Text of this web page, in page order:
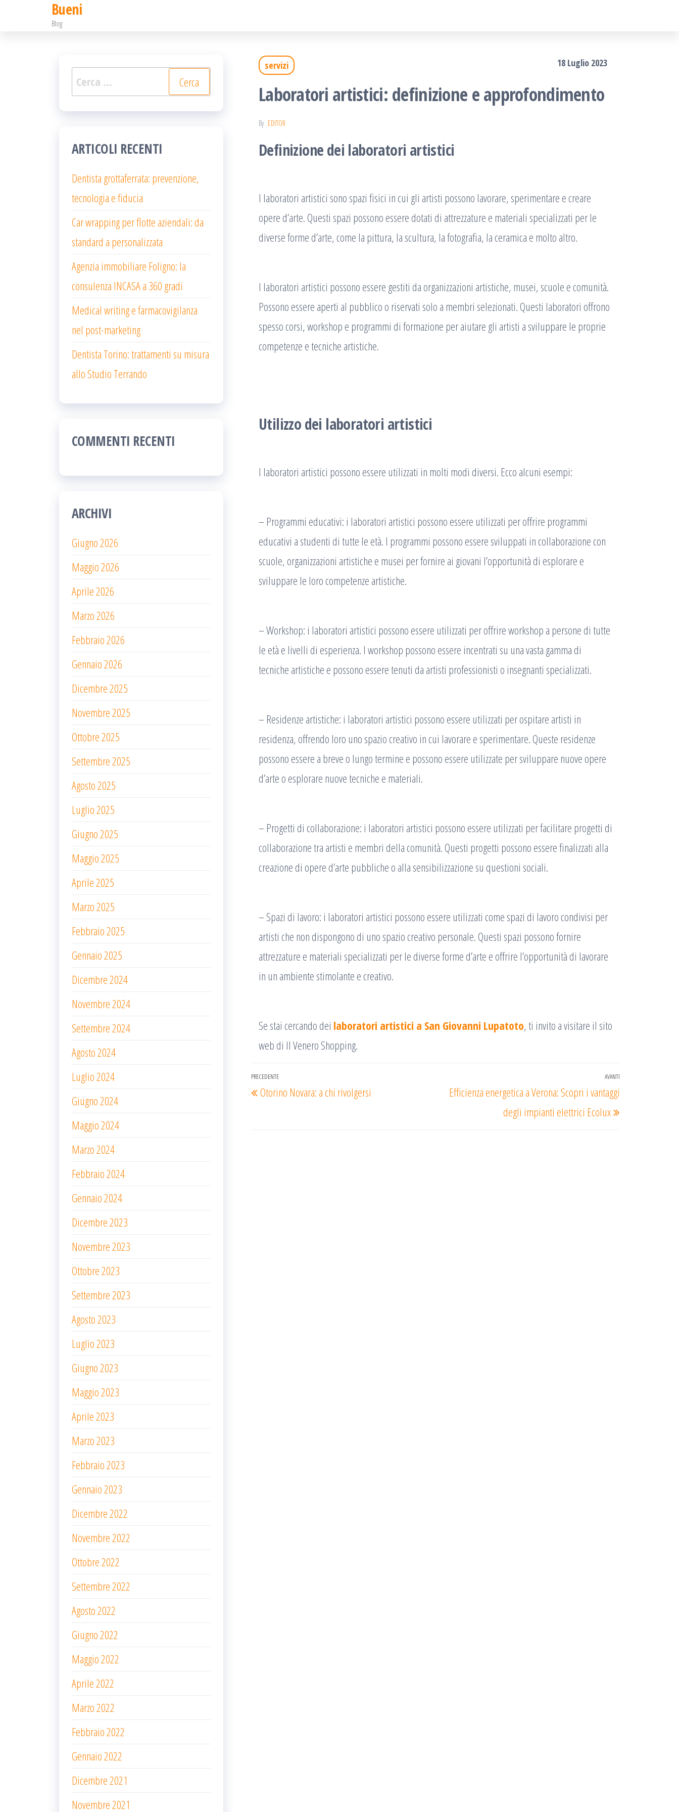
Bueni
Blog
servizi 18 Luglio 2023
Laboratori artistici: definizione e approfondimento
By EDITOR
Definizione dei laboratori artistici
I laboratori artistici sono spazi fisici in cui gli artisti possono lavorare, sperimentare e creare
opere d’arte. Questi spazi possono essere dotati di attrezzature e materiali specializzati per le
diverse forme d’arte, come la pittura, la scultura, la fotografia, la ceramica e molto altro.
I laboratori artistici possono essere gestiti da organizzazioni artistiche, musei, scuole e comunità.
Possono essere aperti al pubblico o riservati solo a membri selezionati. Questi laboratori offrono
spesso corsi, workshop e programmi di formazione per aiutare gli artisti a sviluppare le proprie
competenze e tecniche artistiche.
Utilizzo dei laboratori artistici
I laboratori artistici possono essere utilizzati in molti modi diversi. Ecco alcuni esempi:
– Programmi educativi: i laboratori artistici possono essere utilizzati per offrire programmi
educativi a studenti di tutte le età. I programmi possono essere sviluppati in collaborazione con
scuole, organizzazioni artistiche e musei per fornire ai giovani l’opportunità di esplorare e
sviluppare le loro competenze artistiche.
– Workshop: i laboratori artistici possono essere utilizzati per offrire workshop a persone di tutte
le età e livelli di esperienza. I workshop possono essere incentrati su una vasta gamma di
tecniche artistiche e possono essere tenuti da artisti professionisti o insegnanti specializzati.
– Residenze artistiche: i laboratori artistici possono essere utilizzati per ospitare artisti in
residenza, offrendo loro uno spazio creativo in cui lavorare e sperimentare. Queste residenze
possono essere a breve o lungo termine e possono essere utilizzate per sviluppare nuove opere
d’arte o esplorare nuove tecniche e materiali.
– Progetti di collaborazione: i laboratori artistici possono essere utilizzati per facilitare progetti di
collaborazione tra artisti e membri della comunità. Questi progetti possono essere finalizzati alla
creazione di opere d’arte pubbliche o alla sensibilizzazione su questioni sociali.
– Spazi di lavoro: i laboratori artistici possono essere utilizzati come spazi di lavoro condivisi per
artisti che non dispongono di uno spazio creativo personale. Questi spazi possono fornire
attrezzature e materiali specializzati per le diverse forme d’arte e offrire l’opportunità di lavorare
in un ambiente stimolante e creativo.
Se stai cercando dei laboratori artistici a San Giovanni Lupatoto, ti invito a visitare il sito
web di Il Venero Shopping.
Navigazione
articoli
Articolo
precedente
PRECEDENTE
Otorino Novara: a chi rivolgersi
AVANTI
Efficienza energetica a Verona: Scopri i vantaggi
degli impianti elettrici Ecolux
Ricerca
per:
ARTICOLI RECENTI
Dentista grottaferrata: prevenzione,
tecnologia e fiducia
Car wrapping per flotte aziendali: da
standard a personalizzata
Agenzia immobiliare Foligno: la
consulenza INCASA a 360 gradi
Medical writing e farmacovigilanza
nel post-marketing
Dentista Torino: trattamenti su misura
allo Studio Terrando
COMMENTI RECENTI
ARCHIVI
Giugno 2026
Maggio 2026
Aprile 2026
Marzo 2026
Febbraio 2026
Gennaio 2026
Dicembre 2025
Novembre 2025
Ottobre 2025
Settembre 2025
Agosto 2025
Luglio 2025
Giugno 2025
Maggio 2025
Aprile 2025
Marzo 2025
Febbraio 2025
Gennaio 2025
Dicembre 2024
Novembre 2024
Settembre 2024
Agosto 2024
Luglio 2024
Giugno 2024
Maggio 2024
Marzo 2024
Febbraio 2024
Gennaio 2024
Dicembre 2023
Novembre 2023
Ottobre 2023
Settembre 2023
Agosto 2023
Luglio 2023
Giugno 2023
Maggio 2023
Aprile 2023
Marzo 2023
Febbraio 2023
Gennaio 2023
Dicembre 2022
Novembre 2022
Ottobre 2022
Settembre 2022
Agosto 2022
Giugno 2022
Maggio 2022
Aprile 2022
Marzo 2022
Febbraio 2022
Gennaio 2022
Dicembre 2021
Novembre 2021